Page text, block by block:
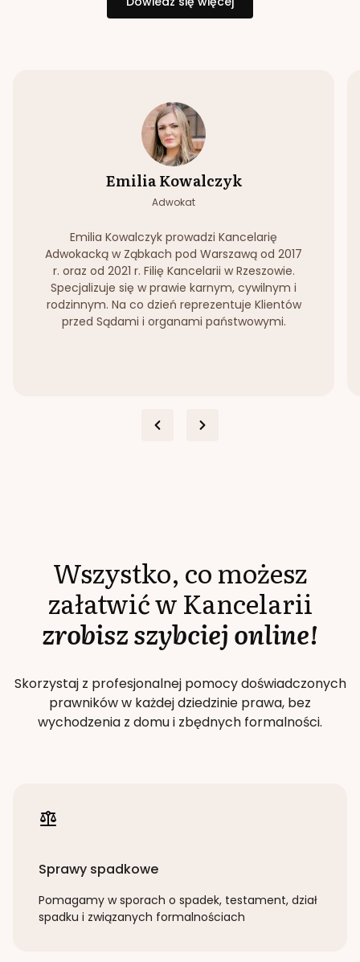
Emilia Kowalczyk
Adwokat
Emilia Kowalczyk prowadzi Kancelarię
Adwokacką w Ząbkach pod Warszawą od 2017
r. oraz od 2021 r. Filię Kancelarii w Rzeszowie.
Specjalizuje się w prawie karnym, cywilnym i
rodzinnym. Na co dzień reprezentuje Klientów
przed Sądami i organami państwowymi.
Wszystko, co możesz
załatwić w Kancelarii
zrobisz szybciej online!
Skorzystaj z profesjonalnej pomocy doświadczonych
prawników w każdej dziedzinie prawa, bez
wychodzenia z domu i zbędnych formalności.
Sprawy spadkowe
Pomagamy w sporach o spadek, testament, dział
spadku i związanych formalnościach